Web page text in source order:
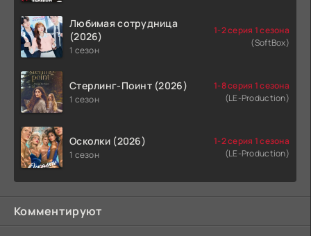
Любимая сотрудница
(2026)
1 сезон
1-2 серия 1 сезона
(SoftBox)
Стерлинг-Поинт (2026)
1 сезон
1-8 серия 1 сезона
(LE-Production)
Осколки (2026)
1 сезон
1-2 серия 1 сезона
(LE-Production)
Комментируют